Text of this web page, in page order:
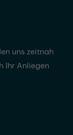
uns zeitnah
Ihr Anliegen